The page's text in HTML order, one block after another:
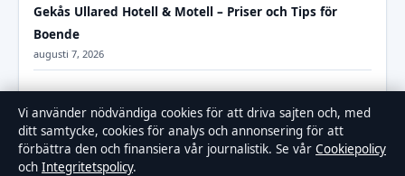
Gekås Ullared Hotell & Motell – Priser och Tips för
Boende
augusti 7, 2026
Nordic Wellness erbjudande årskort – bästa rabatten
2025
augusti 7, 2026
Vi använder nödvändiga cookies för att driva sajten och, med
ditt samtycke, cookies för analys och annonsering för att
förbättra den och finansiera vår journalistik. Se vår Cookiepolicy
och Integritetspolicy.